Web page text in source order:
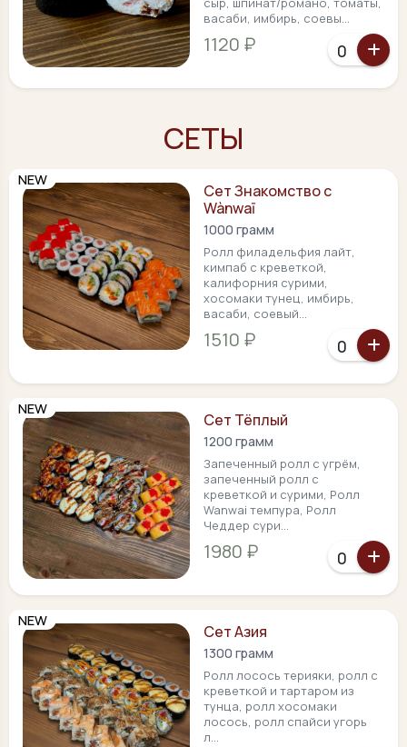
васаби, имбирь, соевы...
1120 ₽
СЕТЫ
NEW
Сет Знакомство с
Wànwaī
1000 грамм
Ролл филадельфия лайт,
кимпаб с креветкой,
калифорния сурими,
хосомаки тунец, имбирь,
васаби, соевый...
1510 ₽
NEW
Сет Тёплый
1200 грамм
Запеченный ролл с угрём,
запеченный ролл с
креветкой и сурими, Ролл
Wanwai темпура, Ролл
Чеддер сури...
1980 ₽
NEW
Сет Азия
1300 грамм
Ролл лосось терияки, ролл с
креветкой и тартаром из
тунца, ролл хосомаки
лосось, ролл спайси угорь
л...